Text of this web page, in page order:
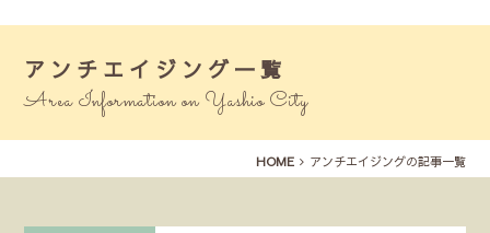
アンチエイジング一覧
Area Information on Yashio City
HOME アンチエイジングの記事一覧